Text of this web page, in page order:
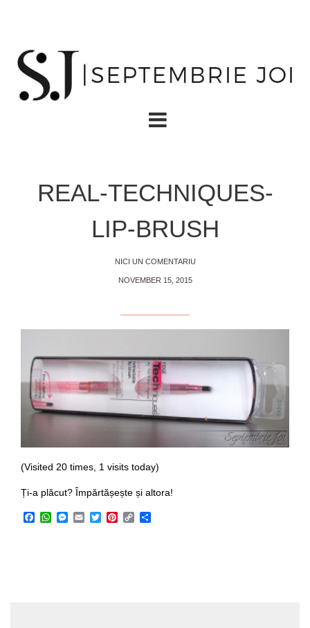
REAL-TECHNIQUES-
LIP-BRUSH
NICI UN COMENTARIU
NOVEMBER 15, 2015
(Visited 20 times, 1 visits today)
Ți-a plăcut? Împărtășește și altora!
Facebook
WhatsApp
Messenger
EmailTwitterPinterest
Copy